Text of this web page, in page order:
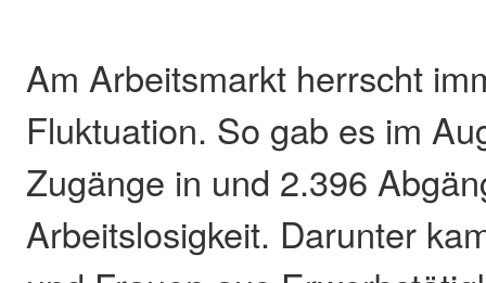
Am Arbeitsmarkt herrscht
Fluktuation. So gab es im
Zugänge in und 2.396
Arbeitslosigkeit. Darunter